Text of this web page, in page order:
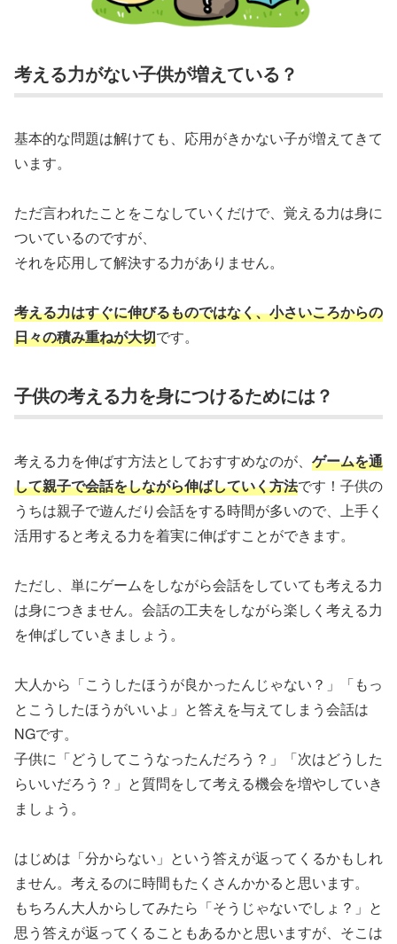
考える力がない子供が増えている？
基本的な問題は解けても、応用がきかない子が増えてきて
います。
ただ言われたことをこなしていくだけで、覚える力は身に
ついているのですが、
それを応用して解決する力がありません。
考える力はすぐに伸びるものではなく、小さいころからの
日々の積み重ねが大切です。
子供の考える力を身につけるためには？
考える力を伸ばす方法としておすすめなのが、 ゲームを通
して親子で会話をしながら伸ばしていく方法です！子供の
うちは親子で遊んだり会話をする時間が多いので、上手く
活用すると考える力を着実に伸ばすことができます。
ただし、単にゲームをしながら会話をしていても考える力
は身につきません。会話の工夫をしながら楽しく考える力
を伸ばしていきましょう。
大人から「こうしたほうが良かったんじゃない？」「もっ
とこうしたほうがいいよ」と答えを与えてしまう会話は
NGです。
子供に「どうしてこうなったんだろう？」「次はどうした
らいいだろう？」と質問をして考える機会を増やしていき
ましょう。
はじめは「分からない」という答えが返ってくるかもしれ
ません。考えるのに時間もたくさんかかると思います。
もちろん大人からしてみたら「そうじゃないでしょ？」と
思う答えが返ってくることもあるかと思いますが、そこは